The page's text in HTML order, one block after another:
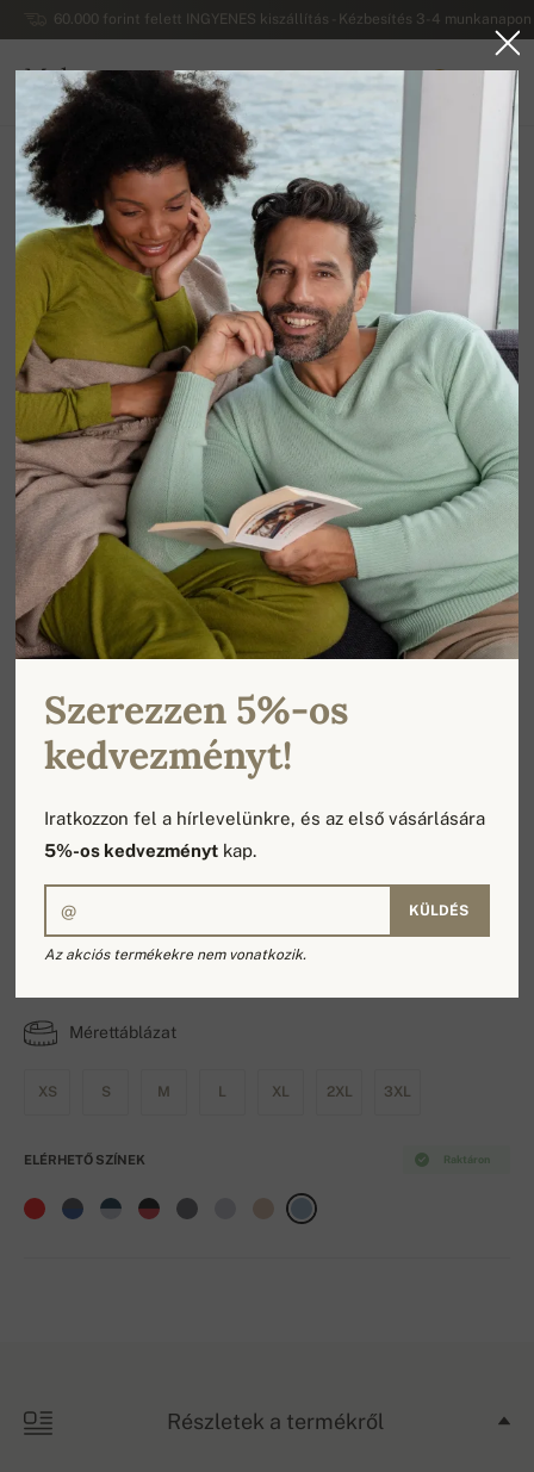
60.000 forint felett INGYENES kiszállítás - Kézbesítés 3-4
Mahogany
MAGYARORSZÁG
Vissza a főoldalra Férfi pulóverek
Jovan
Mérettáblázat
XS S M L XL 2XL 3XL
Raktáron
ELÉRHETŐ SZÍNEK
Részletek a termékről
Szerezzen 5%-os
kedvezményt!
Iratkozzon fel a hírlevelünkre, és az első vásárlására
5%-os kedvezményt kap.
KÜLDÉS
Az akciós termékekre nem vonatkozik.